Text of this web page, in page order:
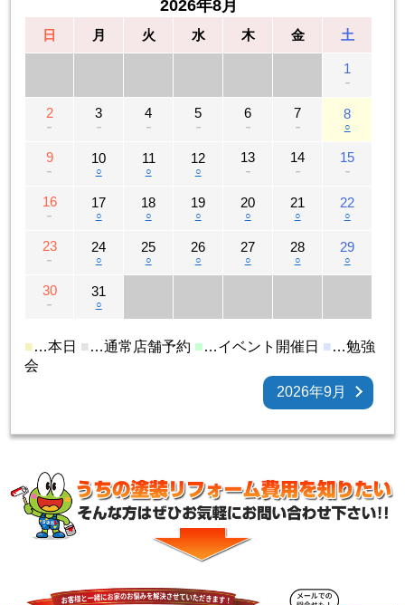
2026年8月
日 月 火 水 木 金 土
1
－
2
－
3
－
4
－
5
－
6
－
7
－
8
○
9
－
10
○
11
○
12
○
13
－
14
－
15
－
16
－
17
○
18
○
19
○
20
○
21
○
22
○
23
－
24
○
25
○
26
○
27
○
28
○
29
○
30
－
31
○
■…本日 ■ …通常店舗予約 ■…イベント開催日 ■…勉強
会
2026年9月